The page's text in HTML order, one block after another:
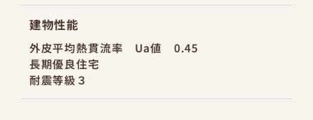
建物性能
外皮平均熱貫流率 Ua値 0.45
長期優良住宅
耐震等級３